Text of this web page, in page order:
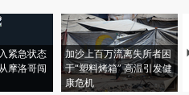
紧急状态
摩洛哥闯
加沙上百万流离失所者困
于“塑料烤箱” 高温引发健
康危机